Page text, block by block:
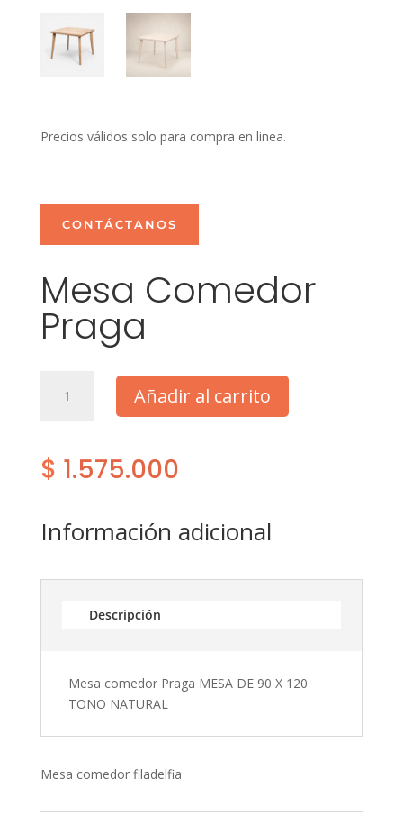
Precios válidos solo para compra en linea.
CONTÁCTANOS
Mesa Comedor
Praga
Comedor
Añadir al carrito
$ 1.575.000
Información adicional
Descripción
Mesa comedor Praga MESA DE 90 X 120
TONO NATURAL
Mesa comedor filadelfia